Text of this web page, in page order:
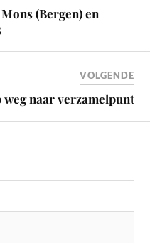
(Bergen) en
VOLGENDE
weg naar verzamelpunt